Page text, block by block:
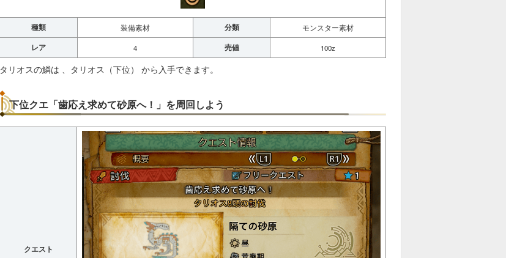
種類 装備素材 分類 モンスター素材
レア 4 売値 100z
タリオスの鱗は 、タリオス（下位） から入手できます。
下位クエ「歯応え求めて砂原へ！」を周回しよう
クエスト